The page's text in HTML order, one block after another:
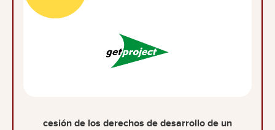
cesión de los derechos de desarrollo de un